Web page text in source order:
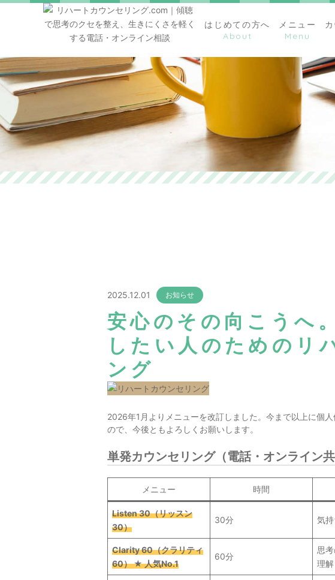
はじめての方へ メニュー
2025.12.01 お知らせ
安心のその向こうへ
したい人のためのリ
ング
2026年1月よりメニューを改訂しました。今まで以上に個
ので、今後ともよろしくお願いします。
単発カウンセリング（電話・オンライン共
メニュー 時間
Listen 30（リッスン
30）
30分 気
Clarity 60（クラリティ
60） ★ 人気No.1
60分
思
理解